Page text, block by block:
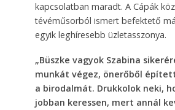
kapcsolatban maradt. A Cápák
tévéműsorból ismert befektető
egyik leghíresebb üzletasszonya.
„Büszke vagyok Szabina
munkát végez, önerőből
a birodalmát. Drukkolok neki,
jobban keressen, mert annál